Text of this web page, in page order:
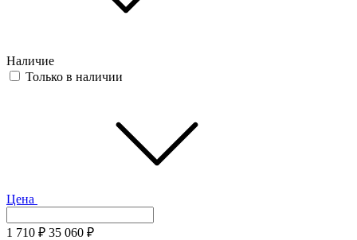
Наличие
Только в наличии
Цена
1 710 ₽ 35 060 ₽